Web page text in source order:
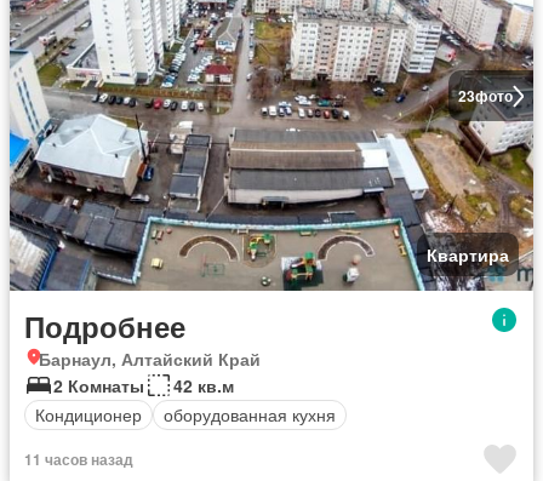
23фото
Квартира
Подробнее
Барнаул, Алтайский Край
2 Комнаты
42 кв.м
Кондиционер
оборудованная кухня
11 часов назад